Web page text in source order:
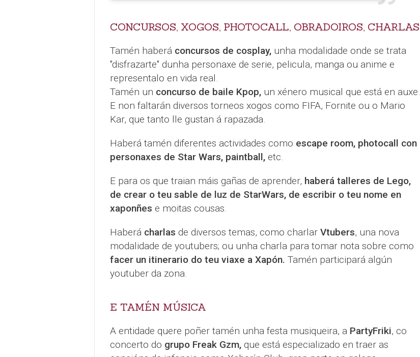
CONCURSOS, XOGOS, PHOTOCALL, OBRADOIROS, CHARLAS
Tamén haberá concursos de cosplay,unha modalidade onde se trata
"disfrazarte" dunha personaxe de serie, pelicula, manga ou anime e
representalo en vida real.
Tamén un concurso de baile Kpop, un xénero musical que está en auxe.
E non faltarán diversos torneos xogos como FIFA, Fornite ou o Mario
Kar, que tanto lle gustan á rapazada.
Haberá tamén diferentes actividades como escape room, photocall con
personaxes de Star Wars, paintball,etc.
E para os que traian máis gañas de aprender, haberá talleres de Lego,
de crear o teu sable de luz de StarWars, de escribir o teu nome en
xaponñes e moitas cousas.
Haberá charlas de diversos temas, como charlar Vtubers, una nova
modalidade de youtubers; ou unha charla para tomar nota sobre como
facer un itinerario do teu viaxe a Xapón. Tamén participará algún
youtuber da zona.
E TAMÉN MÚSICA
A entidade quere poñer tamén unha festa musiqueira, a PartyFriki, co
concerto do grupo Freak Gzm,que está especializado en traer as